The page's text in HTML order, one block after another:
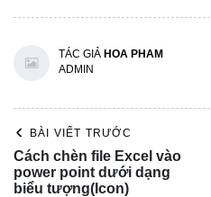
TÁC GIẢ HOA PHAM
ADMIN
BÀI VIẾT TRƯỚC
Cách chèn file Excel vào
power point dưới dạng
biểu tượng(Icon)